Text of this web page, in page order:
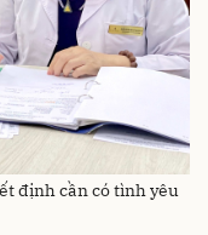
định cần có tình yêu